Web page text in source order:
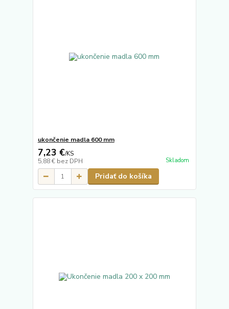
ukončenie madla 600 mm
7,23 €/KS
5,88 € bez DPH Skladom
Pridať do košíka